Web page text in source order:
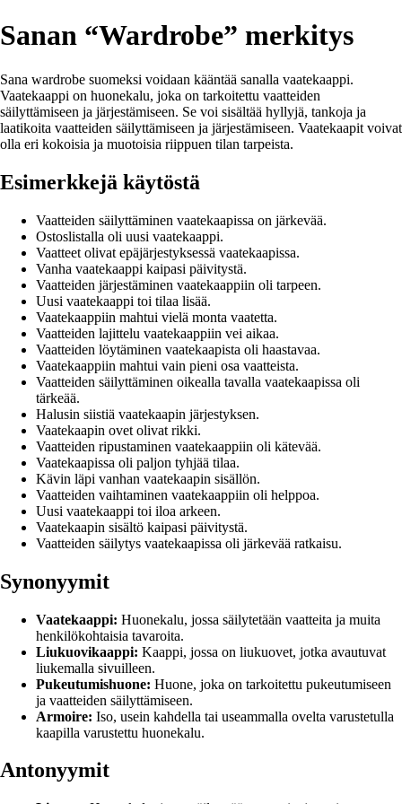
Sanan “Wardrobe” merkitys
Sana wardrobe suomeksi voidaan kääntää sanalla vaatekaappi.
Vaatekaappi on huonekalu, joka on tarkoitettu vaatteiden
säilyttämiseen ja järjestämiseen. Se voi sisältää hyllyjä, tankoja ja
laatikoita vaatteiden säilyttämiseen ja järjestämiseen. Vaatekaapit voivat
olla eri kokoisia ja muotoisia riippuen tilan tarpeista.
Esimerkkejä käytöstä
Vaatteiden säilyttäminen vaatekaapissa on järkevää.
Ostoslistalla oli uusi vaatekaappi.
Vaatteet olivat epäjärjestyksessä vaatekaapissa.
Vanha vaatekaappi kaipasi päivitystä.
Vaatteiden järjestäminen vaatekaappiin oli tarpeen.
Uusi vaatekaappi toi tilaa lisää.
Vaatekaappiin mahtui vielä monta vaatetta.
Vaatteiden lajittelu vaatekaappiin vei aikaa.
Vaatteiden löytäminen vaatekaapista oli haastavaa.
Vaatekaappiin mahtui vain pieni osa vaatteista.
Vaatteiden säilyttäminen oikealla tavalla vaatekaapissa oli
tärkeää.
Halusin siistiä vaatekaapin järjestyksen.
Vaatekaapin ovet olivat rikki.
Vaatteiden ripustaminen vaatekaappiin oli kätevää.
Vaatekaapissa oli paljon tyhjää tilaa.
Kävin läpi vanhan vaatekaapin sisällön.
Vaatteiden vaihtaminen vaatekaappiin oli helppoa.
Uusi vaatekaappi toi iloa arkeen.
Vaatekaapin sisältö kaipasi päivitystä.
Vaatteiden säilytys vaatekaapissa oli järkevää ratkaisu.
Synonyymit
Vaatekaappi: Huonekalu, jossa säilytetään vaatteita ja muita
henkilökohtaisia ​​tavaroita.
Liukuovikaappi: Kaappi, jossa on liukuovet, jotka avautuvat
liukemalla sivuilleen.
Pukeutumishuone: Huone, joka on tarkoitettu pukeutumiseen
ja vaatteiden säilyttämiseen.
Armoire: Iso, usein kahdella tai useammalla ovelta varustetulla
kaapilla varustettu huonekalu.
Antonyymit